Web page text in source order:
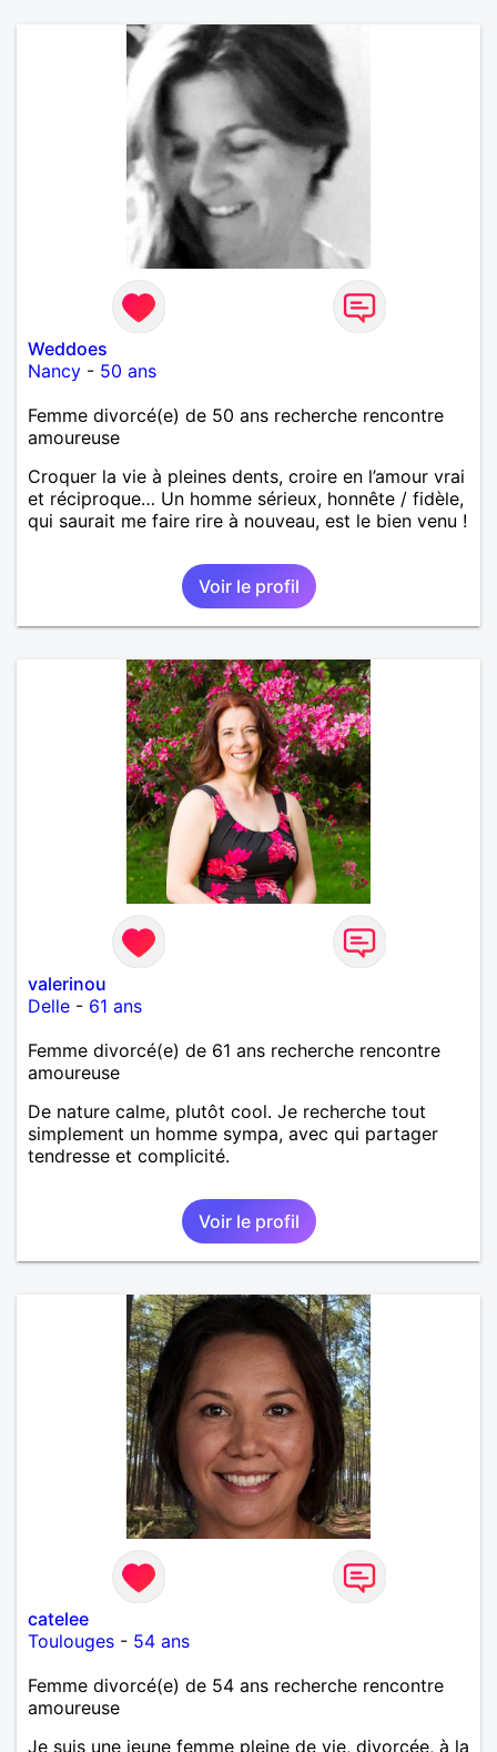
Weddoes
Nancy - 50 ans
Femme divorcé(e) de 50 ans recherche rencontre
amoureuse
Croquer la vie à pleines dents, croire en l’amour vrai
et réciproque… Un homme sérieux, honnête / fidèle,
qui saurait me faire rire à nouveau, est le bien venu !
Voir le profil
valerinou
Delle - 61 ans
Femme divorcé(e) de 61 ans recherche rencontre
amoureuse
De nature calme, plutôt cool. Je recherche tout
simplement un homme sympa, avec qui partager
tendresse et complicité.
Voir le profil
catelee
Toulouges - 54 ans
Femme divorcé(e) de 54 ans recherche rencontre
amoureuse
Je suis une jeune femme pleine de vie, divorcée, à la